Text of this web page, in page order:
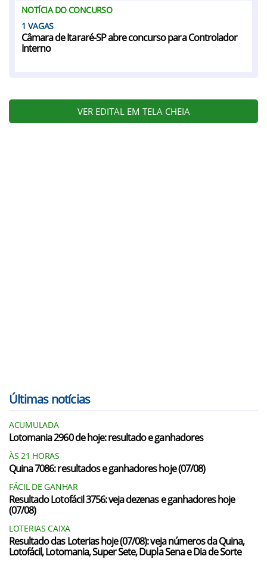
NOTÍCIA DO CONCURSO
1
Câmara de Itararé-SP abre concurso para Controlador
Interno
VER EDITAL EM TELA CHEIA
Últimas notícias
ACUMULADA
Lotomania 2960 de hoje: resultado e ganhadores
ÀS 21 HORAS
Quina 7086: resultados e ganhadores hoje (07/08)
FÁCIL DE GANHAR
Resultado Lotofácil 3756: veja dezenas e ganhadores hoje
(07/08)
LOTERIAS CAIXA
Resultado das Loterias hoje (07/08): veja números da Quina,
Lotofácil, Lotomania, Super Sete, Dupla Sena e Dia de Sorte